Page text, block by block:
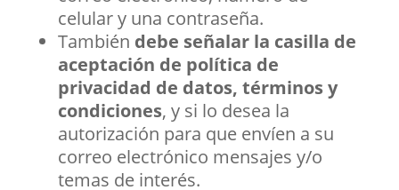
celular y una contraseña.
También debe señalar la casilla de
aceptación de política de
privacidad de datos, términos y
condiciones, y si lo desea la
autorización para que envíen a su
correo electrónico mensajes y/o
temas de interés.